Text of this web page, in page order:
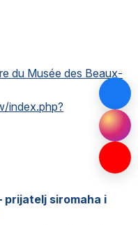
du Musée des Beaux-
index.php?
prijatelj siromaha i